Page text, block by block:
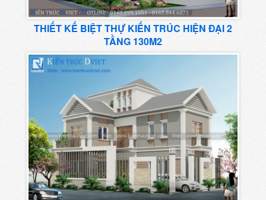
THIẾT KẾ BIỆT THỰ KIẾN TRÚC HIỆN ĐẠI 2
TẦNG 130M2